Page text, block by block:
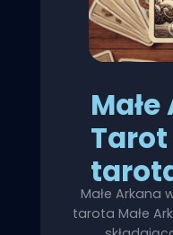
Małe Arkana
tarota Małe